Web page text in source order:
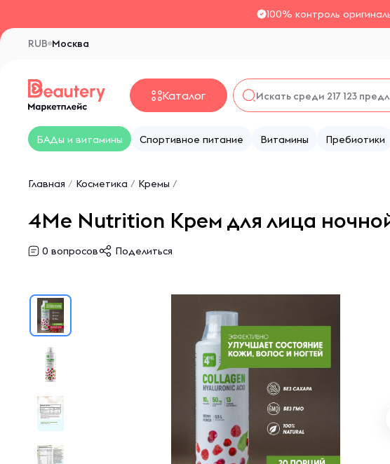
100% контроль
Москва
RUB
Каталог
БАДы и витамины Спортивное питание Витамины Пребиотики
Главная / Косметика / Кремы /
4Me Nutrition Крем для лица
0 вопросов Поделиться